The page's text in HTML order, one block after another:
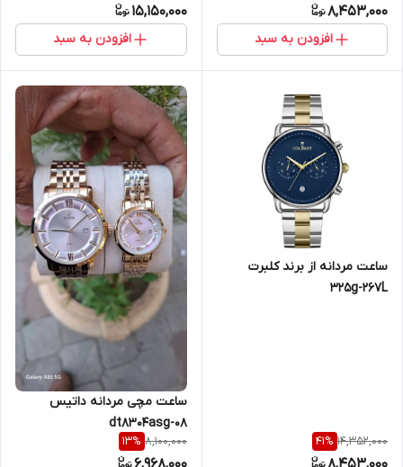
8,453,000
افزودن به سبد
15,150,000
افزودن به سبد
ساعت مردانه از برند کلبرت
325g-267L
14,352,000
41%
ساعت مچی مردانه داتیس
dt8304asg-08
8,100,000
13%